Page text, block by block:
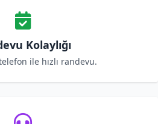
Kolaylığı
ile hızlı randevu.